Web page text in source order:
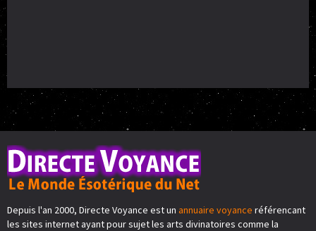
Depuis l'an 2000, Directe Voyance est un annuaire voyance référencant
les sites internet ayant pour sujet les arts divinatoires comme la